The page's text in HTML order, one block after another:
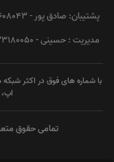
پشتیبان: صادق پور - 09378608043
مدیریت : حسینی - 09123180050
با شماره های فوق در اکثر
تمامی حقوق